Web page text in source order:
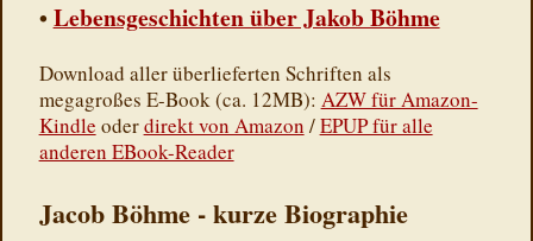
• Lebensgeschichten über Jakob Böhme
Download aller überlieferten Schriften als
megagroßes E-Book (ca. 12MB): AZW für Amazon-
Kindle oderdirekt von Amazon /EPUP für alle
anderen EBook-Reader
Jacob Böhme - kurze Biographie